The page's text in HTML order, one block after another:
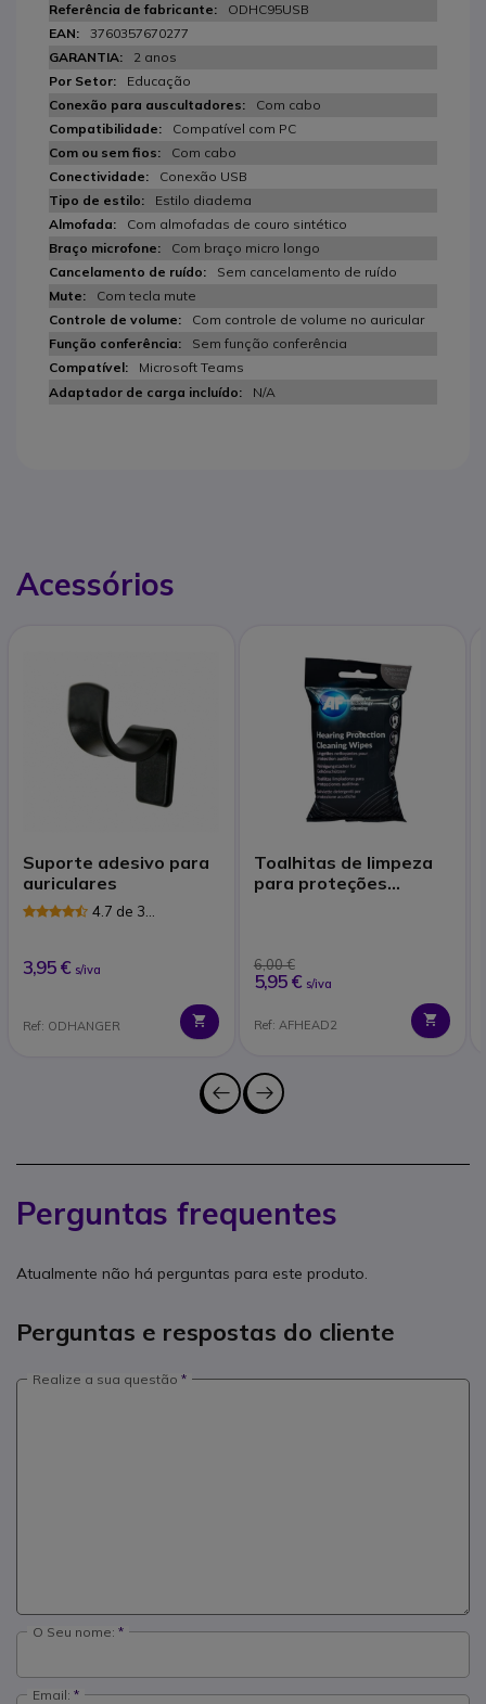
ODHC95USB
3760357670277
2 anos
Educação
Com cabo
Compatível com PC
Com cabo
Conexão USB
Estilo diadema
Com almofadas de couro sintético
Com braço micro longo
Sem cancelamento de ruído
Com tecla mute
Com controle de volume no auricular
Sem função conferência
Microsoft Teams
N/A
Acessórios
Suporte adesivo para
auriculares
4.7 de 3
3,95 € s/iva
Ref: ODHANGER
Toalhitas de limpeza
para proteções
6,00 €
5,95 € s/iva
Ref: AFHEAD2
Perguntas frequentes
Atualmente não há perguntas para este produto.
Perguntas e respostas do cliente
Realize a sua questão
O Seu nome:
Email: